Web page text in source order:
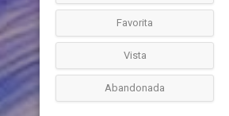
Favorita
Vista
Abandonada